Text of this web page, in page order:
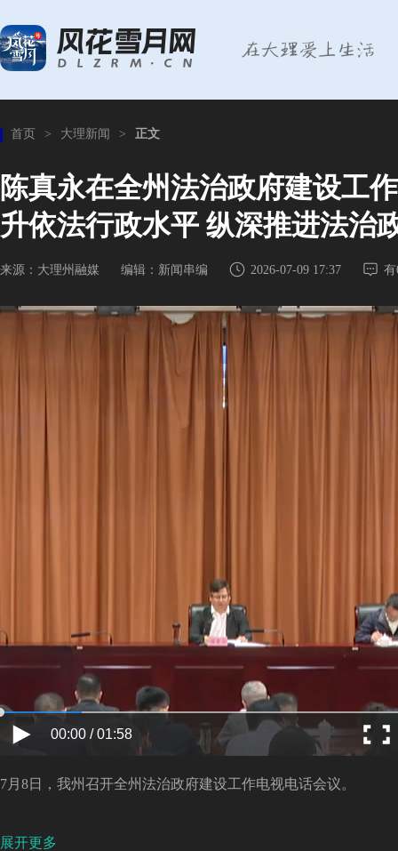
首页 > 大理新闻 > 正文
陈真永在全州法治政府建设工
升依法行政水平 纵深推进法治
来源：大理州融媒 编辑：新闻串编 2026-07-09 17:37 有
00:00 / 01:58
7月8日，我州召开全州法治政府建设工作电视电话会议。
展开更多